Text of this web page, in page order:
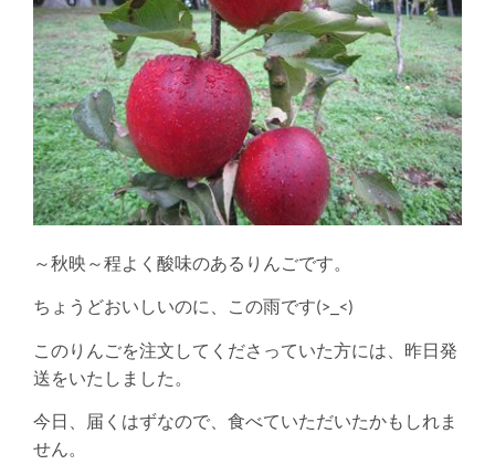
～秋映～程よく酸味のあるりんごです。
ちょうどおいしいのに、この雨です(>_<)
このりんごを注文してくださっていた方には、昨日発
送をいたしました。
今日、届くはずなので、食べていただいたかもしれま
せん。